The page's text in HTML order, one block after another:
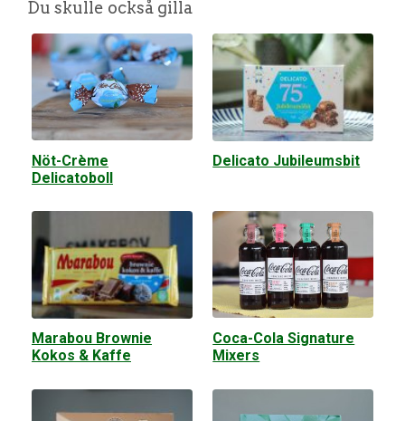
Du skulle också gilla
Nöt-Crème
Delicatoboll
Delicato Jubileumsbit
Marabou Brownie
Kokos & Kaffe
Coca-Cola Signature
Mixers